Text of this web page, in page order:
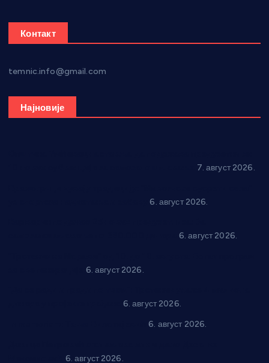
Контакт
temnic.info@gmail.com
Најновије
7. август 2026.
6. август 2026.
6. август 2026.
6. август 2026.
6. август 2026.
6. август 2026.
6. август 2026.